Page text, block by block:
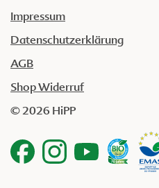
Impressum
Datenschutzerklärung
AGB
Shop Widerruf
© 2026 HiPP